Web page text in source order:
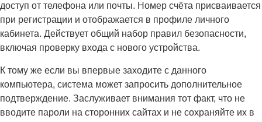
доступ от телефона или почты. Номер счёта присваивается
при регистрации и отображается в профиле личного
кабинета. Действует общий набор правил безопасности,
включая проверку входа с нового устройства.
К тому же если вы впервые заходите с данного
компьютера, система может запросить дополнительное
подтверждение. Заслуживает внимания тот факт, что не
вводите пароли на сторонних сайтах и не сохраняйте их в